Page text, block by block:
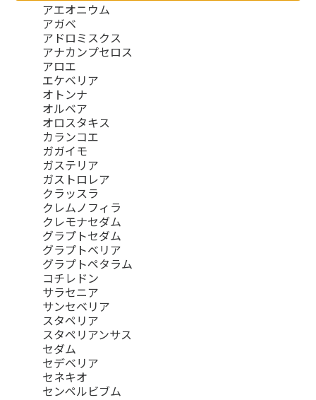
アエオニウム
アガベ
アドロミスクス
アナカンプセロス
アロエ
エケベリア
オトンナ
オルベア
オロスタキス
カランコエ
ガガイモ
ガステリア
ガストロレア
クラッスラ
クレムノフィラ
クレモナセダム
グラプトセダム
グラプトベリア
グラプトペタラム
コチレドン
サラセニア
サンセベリア
スタペリア
スタペリアンサス
セダム
セデベリア
セネキオ
センペルビブム